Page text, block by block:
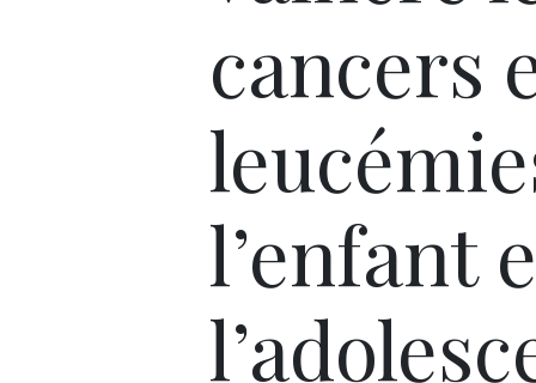
cancers
l’enfant